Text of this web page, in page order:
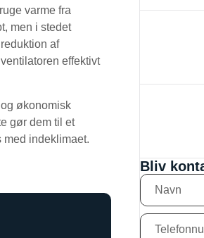
varme fra
men i stedet
af
effektivt
økonomisk
gør dem til et
med indeklimaet.
Bliv